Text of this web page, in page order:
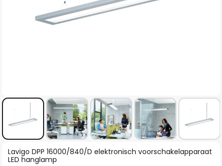
Ga
naar
Lavigo DPP 16000/840/D elektronisch voorschakelapparaat
LED hanglamp